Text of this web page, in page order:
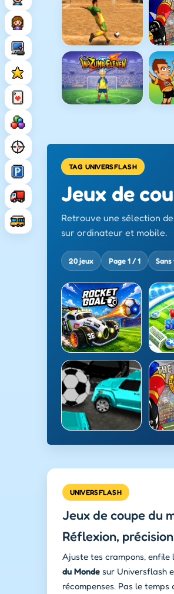
TAG UNIVERSFLASH
Jeux de
Retrouve une sélection
sur ordinateur et mobile.
20 jeux Page 1 / 1
UNIVERSFLASH
Jeux de coupe du
Réflexion,
Ajuste tes crampons,
du Monde sur Universflash
récompenses. Pas le